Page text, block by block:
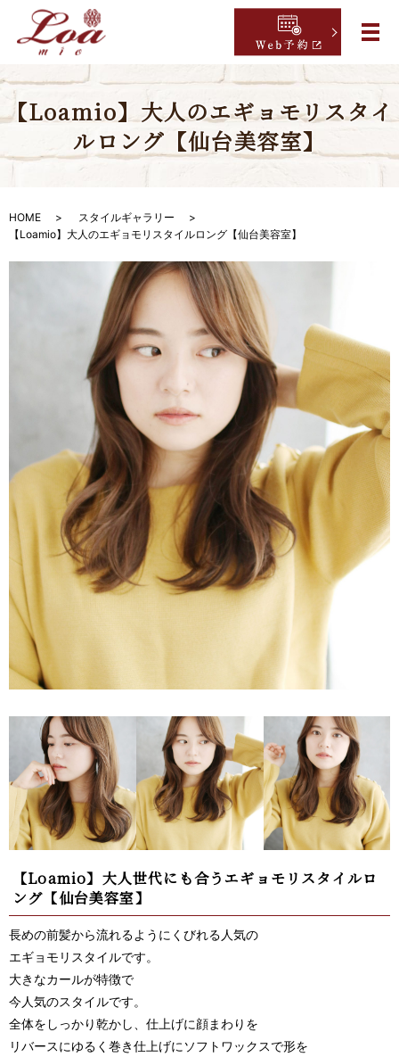
【Loamio】大人のエギョモリスタイ
ルロング【仙台美容室】
HOME
スタイルギャラリー
【Loamio】大人のエギョモリスタイルロング【仙台美容室】
【Loamio】大人世代にも合うエギョモリスタイルロ
ング【仙台美容室】
長めの前髪から流れるようにくびれる人気の
エギョモリスタイルです。
大きなカールが特徴で
今人気のスタイルです。
全体をしっかり乾かし、仕上げに顔まわりを
リバースにゆるく巻き仕上げにソフトワックスで形を